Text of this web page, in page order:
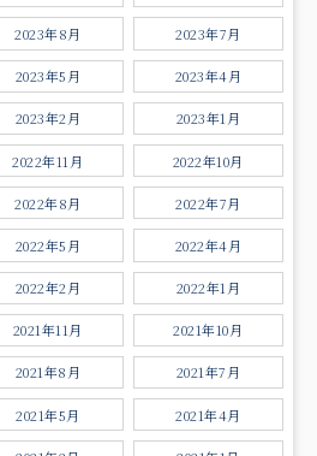
2023年8月 2023年7月
2023年5月 2023年4月
2023年2月 2023年1月
2022年11月 2022年10月
2022年8月 2022年7月
2022年5月 2022年4月
2022年2月 2022年1月
2021年11月 2021年10月
2021年8月 2021年7月
2021年5月 2021年4月